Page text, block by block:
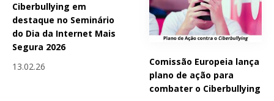
Ciberbullying em
destaque no Seminário
do Dia da Internet Mais
Segura 2026
13.02.26
Comissão Europeia lança
plano de ação para
combater o Ciberbullying